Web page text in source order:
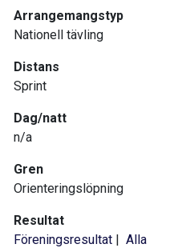
Arrangemangstyp
Nationell tävling
Distans
Sprint
Dag/natt
n/a
Gren
Orienteringslöpning
Resultat
Föreningsresultat | Alla